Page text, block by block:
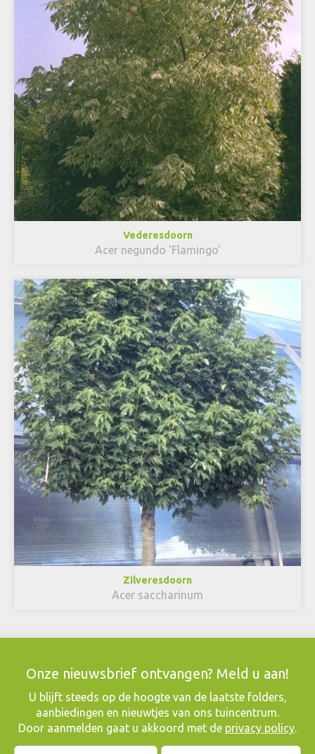
Vederesdoorn
Acer negundo 'Flamingo'
Zilveresdoorn
Acer saccharinum
Onze nieuwsbrief ontvangen? Meld u aan!
​U blijft steeds op de hoogte van de laatste folders,
aanbiedingen en nieuwtjes van ons tuincentrum.
Door aanmelden gaat u akkoord met de privacy policy.